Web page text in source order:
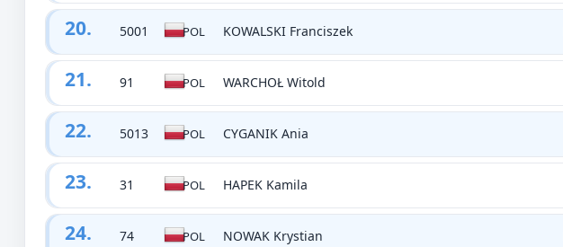
20. 5001 POL KOWALSKI Franciszek
21. 91 POL WARCHOŁ Witold
22. 5013 POL CYGANIK Ania
23. 31 POL HAPEK Kamila
24. 74 POL NOWAK Krystian